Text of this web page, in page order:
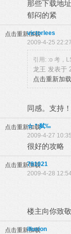
那些下载地
郁闷的紧
点击重新加载victorlees
2009-4-25
引用: :o 考，
龙王 发表于
点击重新加载
同感。支持！
点击重新加载
☆＂弑‰
2009-4-27
很好的攻略
点击重新加载
781021
2009-4-28
楼主向你致敬
点击重新加载
illusion